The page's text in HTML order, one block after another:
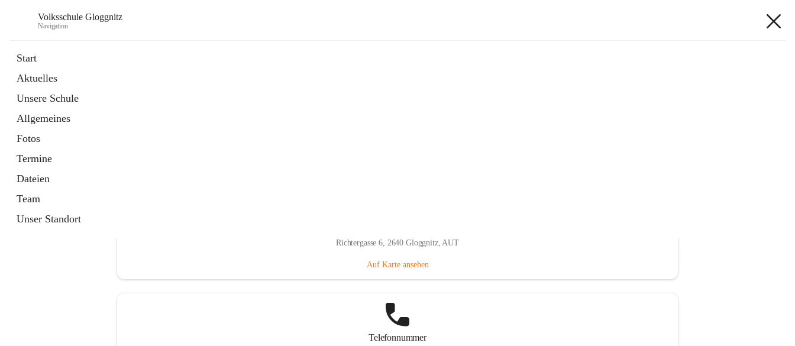
Volksschule Gloggnitz
Navigation
Start
Aktuelles
Unsere Schule
Allgemeines
Fotos
Termine
Dateien
Team
Unser Standort
Richtergasse 6, 2640 Gloggnitz, AUT
Auf Karte ansehen
Telefonnummer